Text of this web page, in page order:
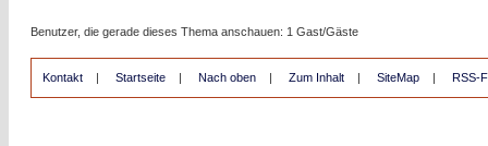
Benutzer, die gerade dieses Thema anschauen: 1 Gast/Gäste
Kontakt | Startseite | Nach oben | Zum Inhalt | SiteMap | RSS-